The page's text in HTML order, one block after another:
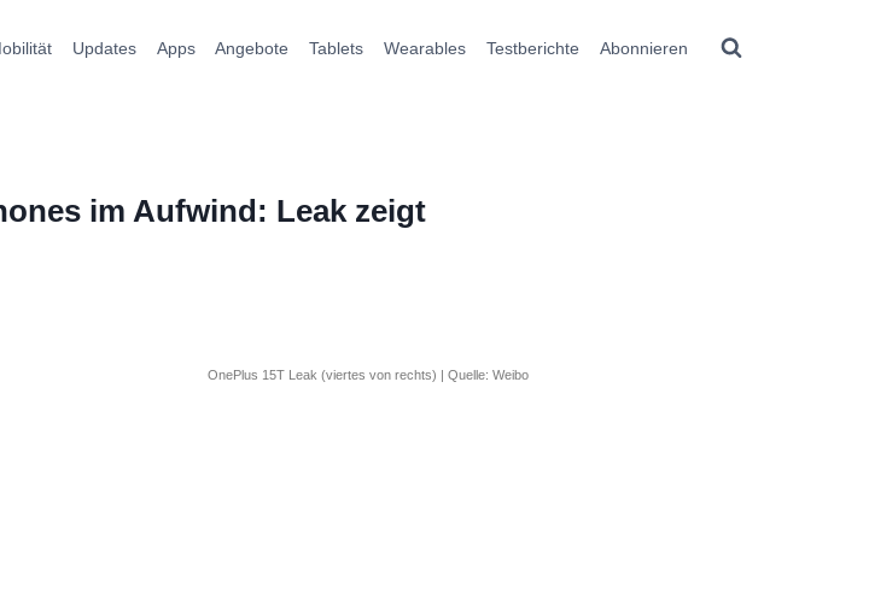
Updates Apps Angebote Tablets Wearables Testberichte Abonnieren
im Aufwind: Leak zeigt
OnePlus 15T Leak (viertes von rechts) | Quelle: Weibo